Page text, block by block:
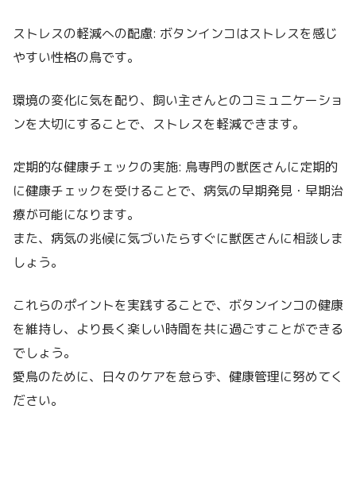
ストレスの軽減への配慮: ボタンインコはストレスを感じ
やすい性格の鳥です。
環境の変化に気を配り、飼い主さんとのコミュニケーショ
ンを大切にすることで、ストレスを軽減できます。
定期的な健康チェックの実施: 鳥専門の獣医さんに定期的
に健康チェックを受けることで、病気の早期発見・早期治
療が可能になります。
また、病気の兆候に気づいたらすぐに獣医さんに相談しま
しょう。
これらのポイントを実践することで、ボタンインコの健康
を維持し、より長く楽しい時間を共に過ごすことができる
でしょう。
愛鳥のために、日々のケアを怠らず、健康管理に努めてく
ださい。